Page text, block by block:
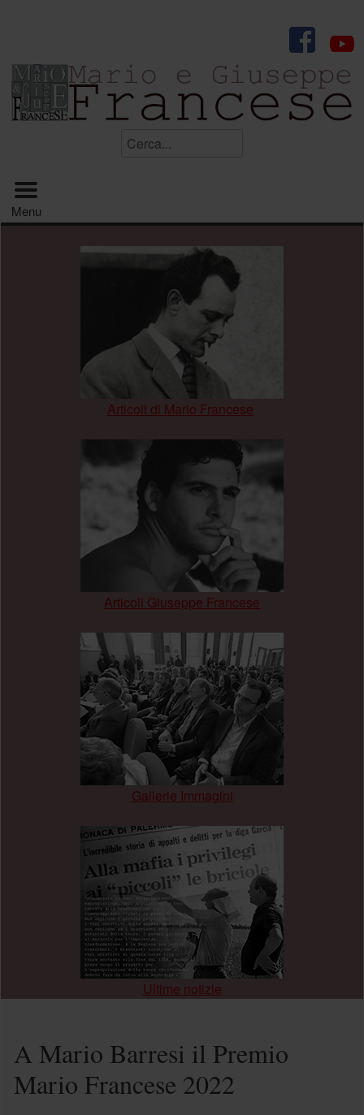
Menu principale
Menu
Articoli di Mario Francese
Articoli Giuseppe Francese
Gallerie Immagini
Ultime notizie
A Mario Barresi il Premio
Mario Francese 2022